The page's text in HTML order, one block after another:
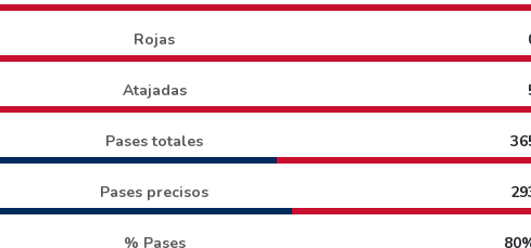
Rojas
Atajadas
Pases totales
Pases precisos
% Pases